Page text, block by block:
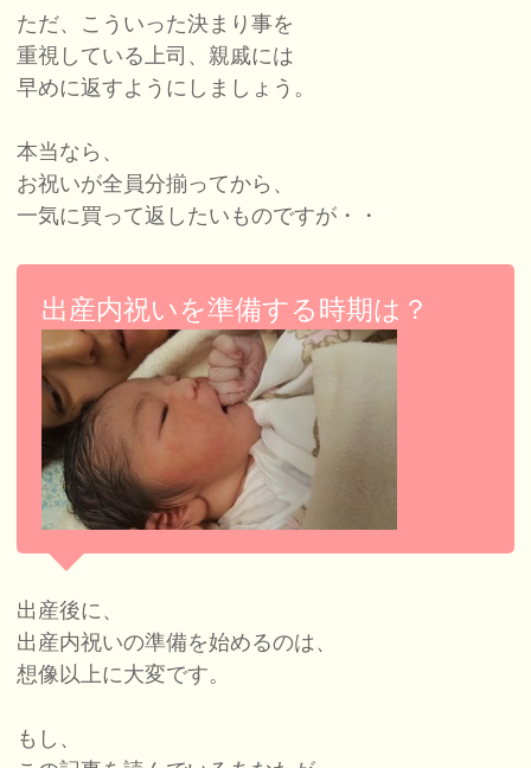
ただ、こういった決まり事を
重視している上司、親戚には
早めに返すようにしましょう。
本当なら、
お祝いが全員分揃ってから、
一気に買って返したいものですが・・
出産内祝いを準備する時期は？
出産後に、
出産内祝いの準備を始めるのは、
想像以上に大変です。
もし、